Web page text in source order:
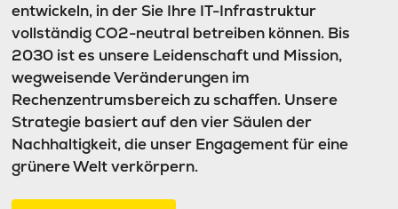
entwickeln, in der Sie Ihre IT-Infrastruktur
vollständig CO2-neutral betreiben können. Bis
2030 ist es unsere Leidenschaft und Mission,
wegweisende Veränderungen im
Rechenzentrumsbereich zu schaffen. Unsere
Strategie basiert auf den vier Säulen der
Nachhaltigkeit, die unser Engagement für eine
grünere Welt verkörpern.